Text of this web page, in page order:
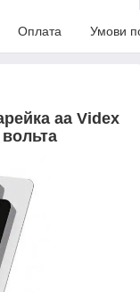
Оплата Умови
аа Videx